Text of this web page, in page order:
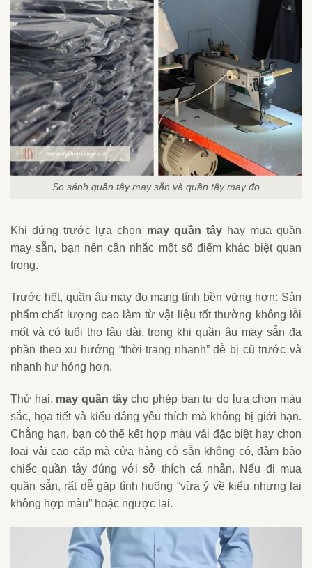
So sánh quần tây may sẵn và quần tây may đo
Khi đứng trước lựa chọn may quần tâyhay mua quần
may sẵn, bạn nên cân nhắc một số điểm khác biệt quan
trọng.
Trước hết, quần âu may đo mang tính bền vững hơn: Sản
phẩm chất lượng cao làm từ vật liệu tốt thường không lỗi
mốt và có tuổi thọ lâu dài, trong khi quần âu may sẵn đa
phần theo xu hướng “thời trang nhanh” dễ bị cũ trước và
nhanh hư hỏng hơn.
Thứ hai, may quần tâycho phép bạn tự do lựa chọn màu
sắc, họa tiết và kiểu dáng yêu thích mà không bị giới hạn.
Chẳng hạn, bạn có thể kết hợp màu vải đặc biệt hay chọn
loại vải cao cấp mà cửa hàng có sẵn không có, đảm bảo
chiếc quần tây đúng với sở thích cá nhân. Nếu đi mua
quần sẵn, rất dễ gặp tình huống “vừa ý về kiểu nhưng lại
không hợp màu” hoặc ngược lại.